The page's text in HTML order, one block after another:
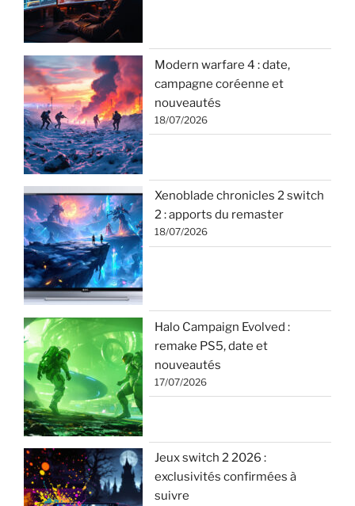
Modern warfare 4 : date,
campagne coréenne et
nouveautés
18/07/2026
Xenoblade chronicles 2 switch
2 : apports du remaster
18/07/2026
Halo Campaign Evolved :
remake PS5, date et
nouveautés
17/07/2026
Jeux switch 2 2026 :
exclusivités confirmées à
suivre